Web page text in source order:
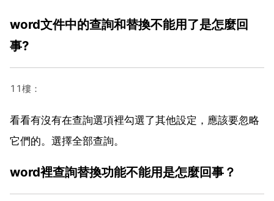
word文件中的查詢和替換不能用了是怎麼回
事?
11樓：
看看有沒有在查詢選項裡勾選了其他設定，應該要忽略
它們的。選擇全部查詢。
word裡查詢替換功能不能用是怎麼回事？